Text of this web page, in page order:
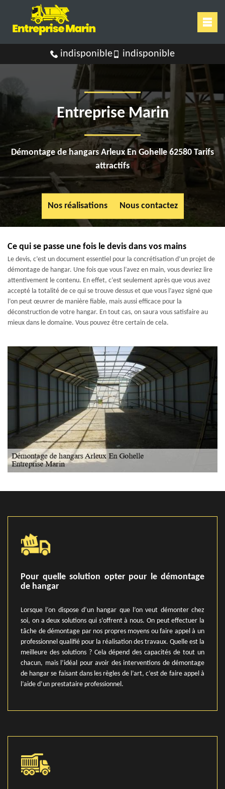
indisponible indisponible
Entreprise Marin
Démontage de hangars Arleux En Gohelle 62580 Tarifs
attractifs
Nos réalisations Nous contactez
Ce qui se passe une fois le devis dans vos mains
Le devis, c’est un document essentiel pour la concrétisation d’un projet de
démontage de hangar. Une fois que vous l’avez en main, vous devriez lire
attentivement le contenu. En effet, c’est seulement après que vous avez
accepté la totalité de ce qui se trouve dessus et que vous l’ayez signé que
l’on peut œuvrer de manière fiable, mais aussi efficace pour la
déconstruction de votre hangar. En tout cas, on saura vous satisfaire au
mieux dans le domaine. Vous pouvez être certain de cela.
Pour quelle solution opter pour le démontage
de hangar
Lorsque l’on dispose d’un hangar que l’on veut démonter chez
soi, on a deux solutions qui s’offrent à nous. On peut effectuer la
tâche de démontage par nos propres moyens ou faire appel à un
professionnel qualifié pour la réalisation des travaux. Quelle est la
meilleure des solutions ? Cela dépend des capacités de tout un
chacun, mais l’idéal pour avoir des interventions de démontage
de hangar se faisant dans les règles de l’art, c’est de faire appel à
l’aide d’un prestataire professionnel.